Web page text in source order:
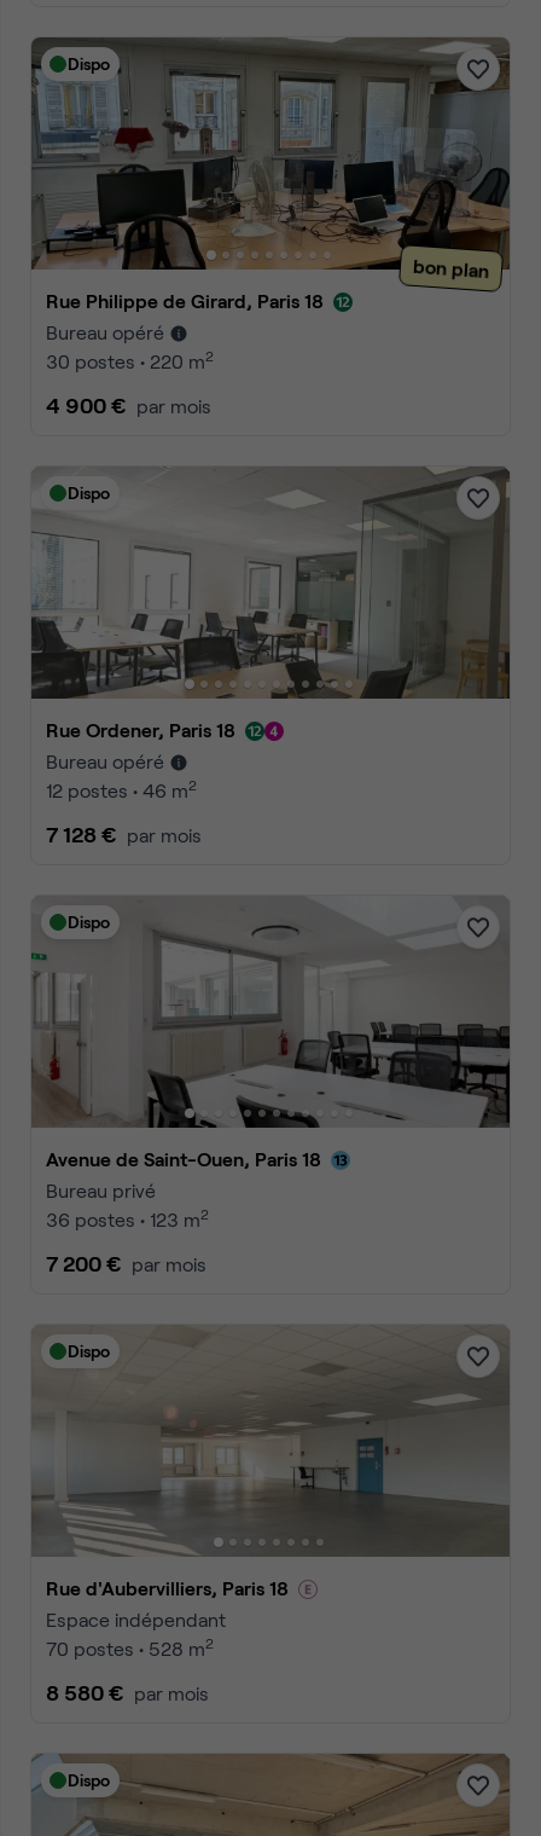
Dispo
bon plan
Rue Philippe de Girard, Paris 18
Bureau opéré
30 postes • 220 m2
4 900 € par mois
Dispo
Rue Ordener, Paris 18
Bureau opéré
12 postes • 46 m2
7 128 € par mois
Dispo
Avenue de Saint-Ouen, Paris 18
Bureau privé
36 postes • 123 m2
7 200 € par mois
Dispo
Rue d'Aubervilliers, Paris 18
Espace indépendant
70 postes • 528 m2
8 580 € par mois
Dispo